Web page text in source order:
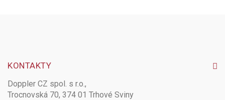
KONTAKTY
Doppler CZ spol. s r.o.,
Trocnovská 70, 374 01 Trhové Sviny